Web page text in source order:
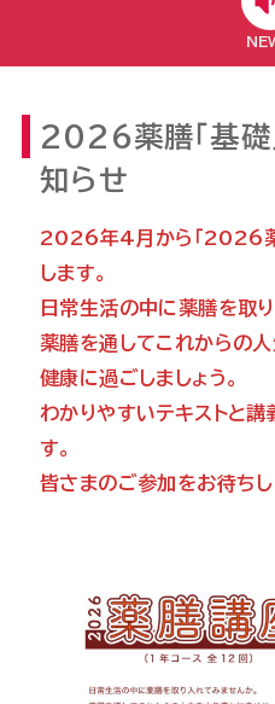
2026薬膳「基礎
知らせ
2026年4月から「2026薬
します。
日常生活の中に薬膳を取
薬膳を通してこれからの
健康に過ごしましょう。
わかりやすいテキストと
す。
皆さまのご参加をお待ちし